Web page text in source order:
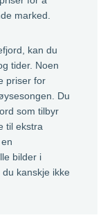
marked.
kan du
tider. Noen
priser for
Du
som tilbyr
til ekstra
bilder i
kanskje ikke